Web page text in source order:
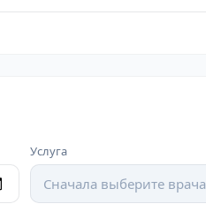
Услуга
Сначала выберите врача